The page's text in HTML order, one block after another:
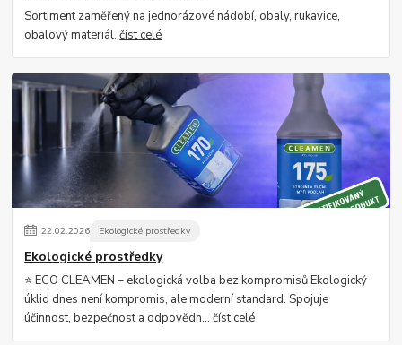
Sortiment zaměřený na jednorázové nádobí, obaly, rukavice,
obalový materiál.číst celé
22.02.2026 Ekologické prostředky
Ekologické prostředky
⭐ ECO CLEAMEN – ekologická volba bez kompromisů Ekologický
úklid dnes není kompromis, ale moderní standard. Spojuje
účinnost, bezpečnost a odpovědn...číst celé